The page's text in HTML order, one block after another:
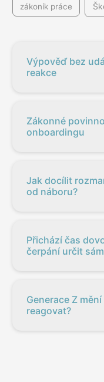
zákoník práce
Výpověď bez
reakce
Zákonné
onboardingu
Jak docílit
od náboru?
Přichází čas
čerpání určit
Generace Z
reagovat?